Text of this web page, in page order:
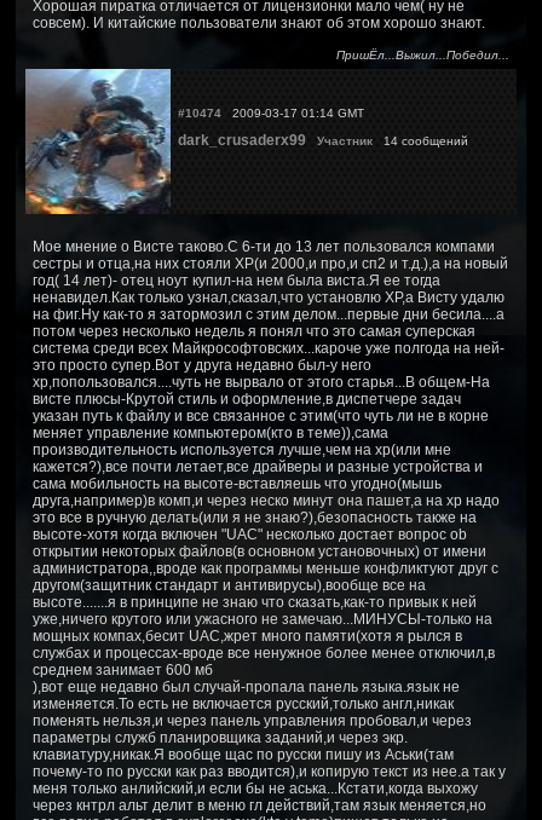
Хорошая пиратка отличается от лицензионки мало чем( ну не
совсем). И китайские пользователи знают об этом хорошо знают.
ПришЁл...Выжил...Победил...
#10474 2009-03-17 01:14 GMT
dark_crusaderx99 Участник 14 сообщений
Мое мнение о Висте таково.С 6-ти до 13 лет пользовался компами
сестры и отца,на них стояли ХР(и 2000,и про,и сп2 и т.д.),а на новый
год( 14 лет)- отец ноут купил-на нем была виста.Я ее тогда
ненавидел.Как только узнал,сказал,что установлю ХР,а Висту удалю
на фиг.Ну как-то я затормозил с этим делом...первые дни бесила....а
потом через несколько недель я понял что это самая суперская
система среди всех Майкрософтовских...кароче уже полгода на ней-
это просто супер.Вот у друга недавно был-у него
хр,попользовался....чуть не вырвало от этого старья...В общем-На
висте плюсы-Крутой стиль и оформление,в диспетчере задач
указан путь к файлу и все связанное с этим(что чуть ли не в корне
меняет управление компьютером(кто в теме)),сама
производительность используется лучше,чем на хр(или мне
кажется?),все почти летает,все драйверы и разные устройства и
сама мобильность на высоте-вставляешь что угодно(мышь
друга,например)в комп,и через неско минут она пашет,а на хр надо
это все в ручную делать(или я не знаю?),безопасность также на
высоте-хотя когда включен "UAC" несколько достает вопрос оb
открытии некоторых файлов(в основном установочных) от имени
администратора,,вроде как программы меньше конфликтуют друг с
другом(защитник стандарт и антивирусы),вообще все на
высоте.......я в принципе не знаю что сказать,как-то привык к ней
уже,ничего крутого или ужасного не замечаю...МИНУСЫ-только на
мощных компах,бесит UAC,жрет много памяти(хотя я рылся в
службах и процессах-вроде все ненужное более менее отключил,в
среднем занимает 600 мб
),вот еще недавно был случай-пропала панель языка.язык не
изменяется.То есть не включается русский,только англ,никак
поменять нельзя,и через панель управления пробовал,и через
параметры служб планировщика заданий,и через экр.
клавиатуру,никак.Я вообще щас по русски пишу из Аськи(там
почему-то по русски как раз вводится),и копирую текст из нее.а так у
меня только анлийский,и если бы не аська...Кстати,когда выхожу
через кнтрл альт делит в меню гл действий,там язык меняется,но